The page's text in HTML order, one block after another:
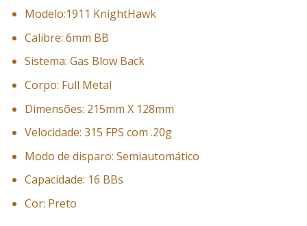
Modelo:1911 KnightHawk
Calibre: 6mm BB
Sistema: Gas Blow Back
Corpo: Full Metal
Dimensões: 215mm X 128mm
Velocidade: 315 FPS com .20g
Modo de disparo: Semiautomático
Capacidade: 16 BBs
Cor: Preto